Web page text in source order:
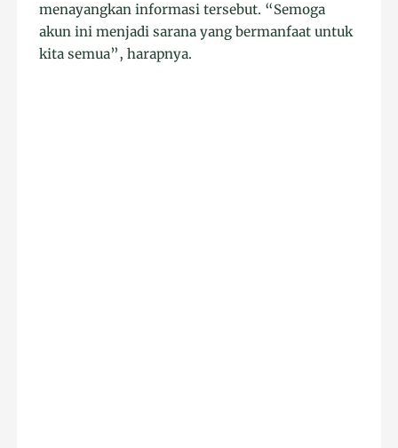
menayangkan informasi tersebut. “Semoga
akun ini menjadi sarana yang bermanfaat untuk
kita semua”, harapnya.